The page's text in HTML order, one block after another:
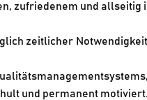
zufriedenem und
zeitlicher
und permanent motiviert.